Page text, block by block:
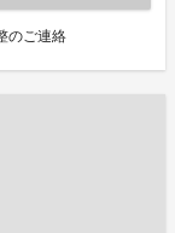
のご連絡